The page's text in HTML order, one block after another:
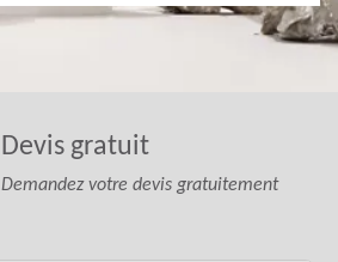
Devis gratuit
Demandez votre devis gratuitement